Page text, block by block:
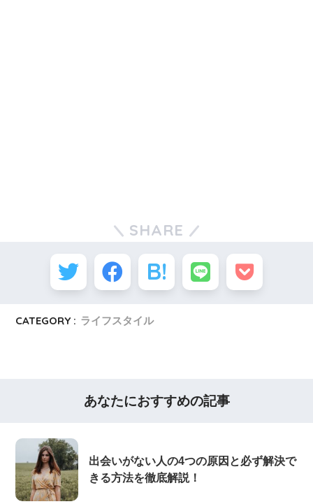
SHARE
CATEGORY : ライフスタイル
あなたにおすすめの記事
出会いがない人の4つの原因と必ず解決で
きる方法を徹底解説！